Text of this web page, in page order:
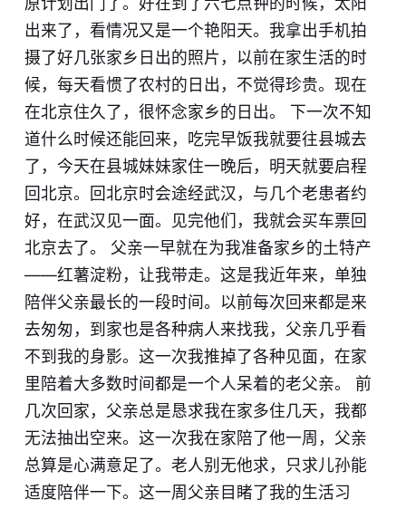
出来了，看情况又是一个艳阳天。我拿出手机拍
摄了好几张家乡日出的照片，以前在家生活的时
候，每天看惯了农村的日出，不觉得珍贵。现在
在北京住久了，很怀念家乡的日出。 下一次不知
道什么时候还能回来，吃完早饭我就要往县城去
了，今天在县城妹妹家住一晚后，明天就要启程
回北京。回北京时会途经武汉，与几个老患者约
好，在武汉见一面。见完他们，我就会买车票回
北京去了。 父亲一早就在为我准备家乡的土特产
——红薯淀粉，让我带走。这是我近年来，单独
陪伴父亲最长的一段时间。以前每次回来都是来
去匆匆，到家也是各种病人来找我，父亲几乎看
不到我的身影。这一次我推掉了各种见面，在家
里陪着大多数时间都是一个人呆着的老父亲。 前
几次回家，父亲总是恳求我在家多住几天，我都
无法抽出空来。这一次我在家陪了他一周，父亲
总算是心满意足了。老人别无他求，只求儿孙能
适度陪伴一下。这一周父亲目睹了我的生活习